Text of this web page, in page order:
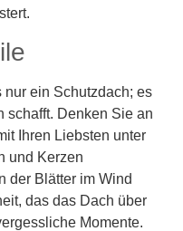
nur ein Schutzdach; es
schafft. Denken Sie an
Ihren Liebsten unter
und Kerzen
der Blätter im Wind
das das Dach über
Momente.